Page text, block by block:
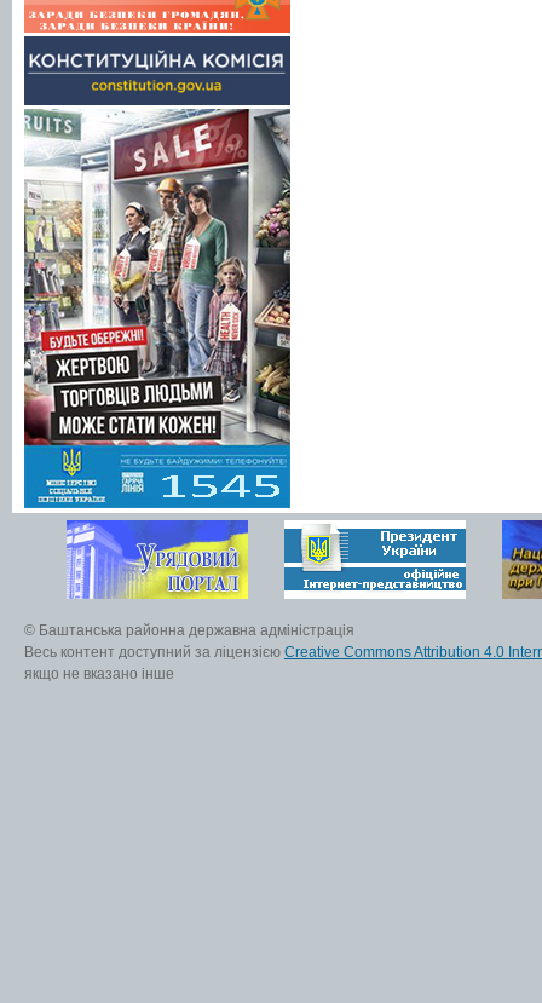
© Баштанська районна державна адміністрація
Весь контент доступний за ліцензією Creative Commons Attribution 4.0
якщо не вказано інше